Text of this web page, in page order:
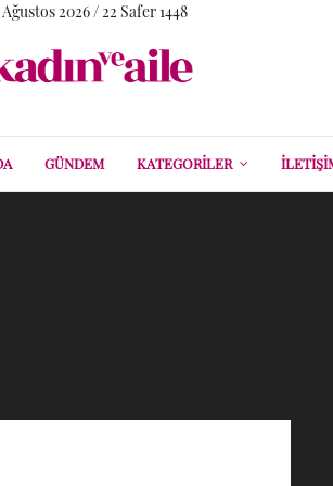
Ağustos 2026 / 22 Safer 1448
GÜNDEM KATEGORILER